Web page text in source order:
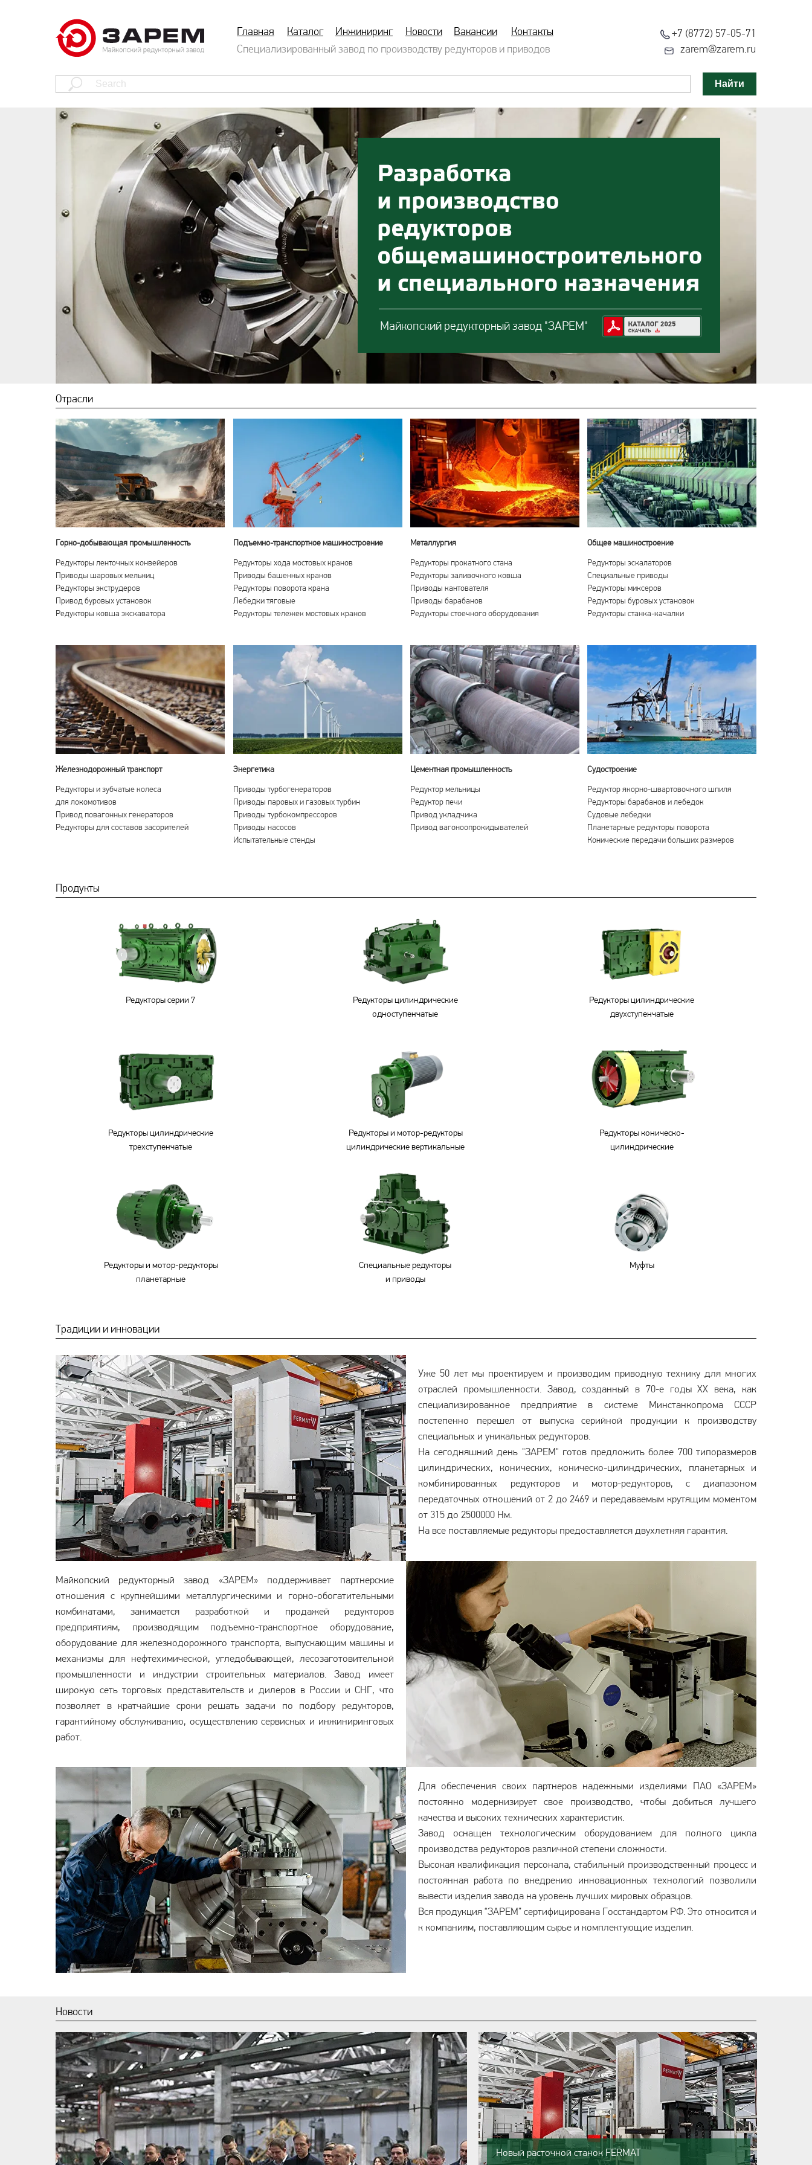
+7 (8772) 57-05-71
Каталог Инжиниринг Новости
Главная Контакты
Вакансии
zarem@zarem.ru
Специализированный завод по производству редукторов и приводов
Найти
Майкопский редукторный завод "ЗАРЕМ"
Редукторы ленточных конвейеров
Приводы шаровых мельниц
Редукторы экструдеров
Привод буровых установок
Редукторы ковша экскаватора
Горно-добывающая промышленность Подъемно-транспортное машиностроение Металлургия Общее машиностроение
Редукторы хода мостовых кранов
Приводы башенных кранов
Редукторы поворота крана
Лебедки тяговые
Редукторы тележек мостовых кранов
Редукторы прокатного стана
Редукторы заливочного ковша
Приводы кантователя
Приводы барабанов
Редукторы стоечного оборудования
Редукторы эскалаторов
Специальные приводы
Редукторы миксеров
Редукторы буровых установок
Редукторы станка-качалки
Редуктор якорно-швартовочного шпиля
Редукторы барабанов и лебедок
Судовые лебедки
Планетарные редукторы поворота
Конические передачи больших размеров
Редуктор мельницы
Редуктор печи
Привод укладчика
Привод вагоноопрокидывателей
Приводы турбогенераторов
Приводы паровых и газовых турбин
Приводы турбокомпрессоров
Приводы насосов
Испытательные стенды
Судостроение
Цементная промышленность
Энергетика
Железнодорожный транспорт
Редукторы и зубчатые колеса
для локомотивов
Привод повагонных генераторов
Редукторы для составов засорителей
Отрасли
Редукторы цилиндрические
одноступенчатые
Редукторы цилиндрические
двухступенчатые
Редукторы цилиндрические
трехступенчатые
Редукторы и мотор-редукторы
цилиндрические вертикальные
Редукторы коническо-
цилиндрические
Редукторы и мотор-редукторы
планетарные
Специальные редукторы
и приводы
Муфты
Продукты
Редукторы серии 7
Уже 50 лет мы проектируем и производим приводную технику для многих
отраслей промышленности. Завод, созданный в 70-е годы XX века, как
специализированное предприятие в системе Минстанкопрома СССР
постепенно перешел от выпуска серийной продукции к производству
специальных и уникальных редукторов.
На сегодняшний день "ЗАРЕМ" готов предложить более 700 типоразмеров
цилиндрических, конических, коническо-цилиндрических, планетарных и
комбинированных редукторов и мотор-редукторов, с диапазоном
передаточных отношений от 2 до 2469 и передаваемым крутящим моментом
от 315 до 2500000 Нм.
На все поставляемые редукторы предоставляется двухлетняя гарантия.
Майкопский редукторный завод «ЗАРЕМ» поддерживает партнерские
отношения с крупнейшими металлургическими и горно-обогатительными
комбинатами, занимается разработкой и продажей редукторов
предприятиям, производящим подъемно-транспортное оборудование,
оборудование для железнодорожного транспорта, выпускающим машины и
механизмы для нефтехимической, угледобывающей, лесозаготовительной
промышленности и индустрии строительных материалов. Завод имеет
широкую сеть торговых представительств и дилеров в России и СНГ, что
позволяет в кратчайшие сроки решать задачи по подбору редукторов,
гарантийному обслуживанию, осуществлению сервисных и инжиниринговых
работ.
Для обеспечения своих партнеров надежными изделиями ПАО «ЗАРЕМ»
постоянно модернизирует свое производство, чтобы добиться лучшего
качества и высоких технических характеристик.
Завод оснащен технологическим оборудованием для полного цикла
производства редукторов различной степени сложности.
Высокая квалификация персонала, стабильный производственный процесс и
постоянная работа по внедрению инновационных технологий позволили
вывести изделия завода на уровень лучших мировых образцов.
Вся продукция “ЗАРЕМ” сертифицирована Госстандартом РФ. Это относится и
к компаниям, поставляющим сырье и комплектующие изделия.
Традиции и инновации
Новости
Новый расточной станок FERMAT